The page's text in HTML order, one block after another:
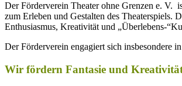
Der För­der­ver­ein Thea­ter ohne Gren­zen e. V.
zum Erle­ben und Gestal­ten des Theaterspiels.
Enthu­si­as­mus, Krea­ti­vi­tät und „Überlebens-
Der Förderverein engagiert sich insbesondere
Wir för­dern Fan­ta­sie und